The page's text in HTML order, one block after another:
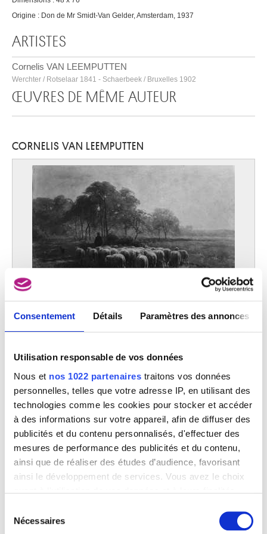
Consentement Détails Paramètres des annonces
Utilisation responsable de vos données
Nous et nos 1022 partenaires traitons vos données
personnelles, telles que votre adresse IP, en utilisant des
technologies comme les cookies pour stocker et accéder
à des informations sur votre appareil, afin de diffuser des
publicités et du contenu personnalisés, d'effectuer des
mesures de performance des publicités et du contenu,
ainsi que de réaliser des études d’audience, favorisant
ainsi le développement de services. Vous avez le choix
quant à l'utilisation de vos données et à leurs finalités.
tout moment en consultant la Déclaration relative aux
Nécessaires
Origine : Don de Mr Smidt-Van Gelder, Amsterdam, 1937
ARTISTES
Cornelis VAN LEEMPUTTEN
Werchter / Rotselaar 1841 - Schaerbeek / Bruxelles 1902
ŒUVRES DE MÊME AUTEUR
CORNELIS VAN LEEMPUTTEN
Matinée d'automne
Corneille Van Leemputten
Moutons
Corneille Van Leemputten